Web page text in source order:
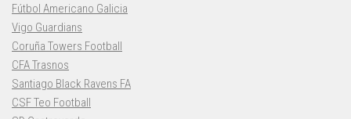
Fútbol Americano Galicia
Vigo Guardians
Coruña Towers Football
CFA Trasnos
Santiago Black Ravens FA
CSF Teo Football